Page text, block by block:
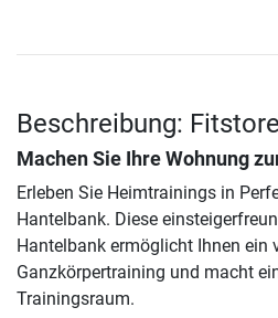
Beschreibung:
Machen Sie Ihre Wohnung
Erleben Sie Heimtrainings in
Hantelbank. Diese
Hantelbank ermöglicht Ihnen ein
Ganzkörpertraining und macht
Trainingsraum.